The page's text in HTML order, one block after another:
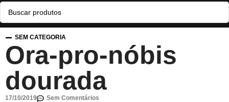
SEM CATEGORIA
Ora-pro-nóbis
dourada
17/10/2019 Sem Comentários